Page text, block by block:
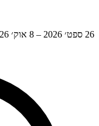
26 ספט׳ 2026 – 8 אוק׳ 2026